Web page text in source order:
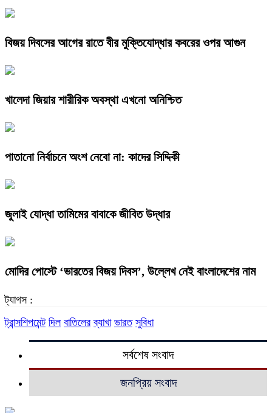
বিজয় দিবসের আগের রাতে বীর মুক্তিযোদ্ধার কবরের ওপর আগুন
খালেদা জিয়ার শারীরিক অবস্থা এখনো অনিশ্চিত
পাতানো নির্বাচনে অংশ নেবো না: কাদের সিদ্দিকী
জুলাই যোদ্ধা তামিমের বাবাকে জীবিত উদ্ধার
মোদির পোস্টে ‘ভারতের বিজয় দিবস’, উল্লেখ নেই বাংলাদেশের নাম
ট্যাগস :
ট্রান্সশিপমেন্ট দিল বাতিলের ব্যাখা ভারত সুবিধা
সর্বশেষ সংবাদ
জনপ্রিয় সংবাদ